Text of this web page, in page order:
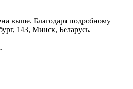
выше. Благодаря подробному
143, Минск, Беларусь.